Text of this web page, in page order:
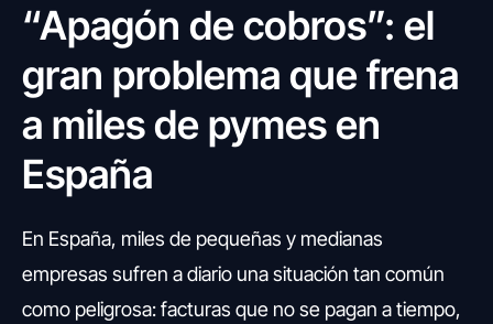
“Apagón de cobros”: el
gran problema que frena
a miles de pymes en
España
En España, miles de pequeñas y medianas
empresas sufren a diario una situación tan común
como peligrosa: facturas que no se pagan a tiempo,